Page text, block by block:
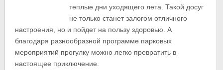
теплые дни уходящего лета. Такой досуг
не только станет залогом отличного
настроения, но и пойдет на пользу здоровью. А
благодаря разнообразной программе парковых
мероприятий прогулку можно легко превратить в
настоящее приключение.